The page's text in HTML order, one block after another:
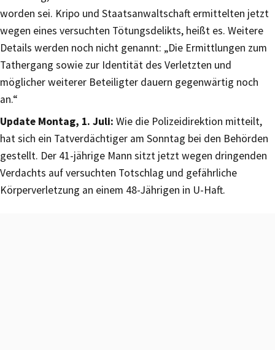
worden sei. Kripo und Staatsanwaltschaft ermittelten jetzt
wegen eines versuchten Tötungsdelikts, heißt es. Weitere
Details werden noch nicht genannt: „Die Ermittlungen zum
Tathergang sowie zur Identität des Verletzten und
möglicher weiterer Beteiligter dauern gegenwärtig noch
an.“
Update Montag, 1. Juli: Wie die Polizeidirektion mitteilt,
hat sich ein Tatverdächtiger am Sonntag bei den Behörden
gestellt. Der 41-jährige Mann sitzt jetzt wegen dringenden
Verdachts auf versuchten Totschlag und gefährliche
Körperverletzung an einem 48-Jährigen in U-Haft.